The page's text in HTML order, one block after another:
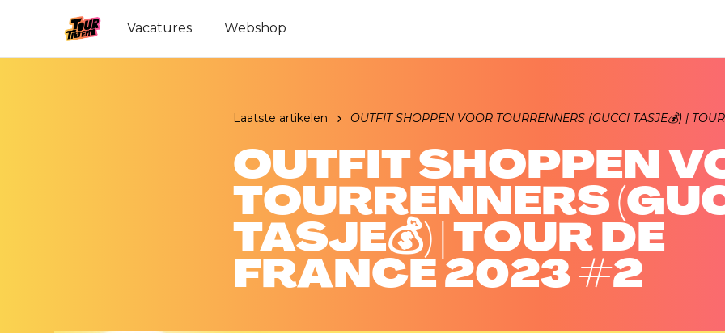
Vacatures Webshop
Laatste artikelen OUTFIT SHOPPEN VOOR TOURRENNERS (GUCCI TASJE💰) |
OUTFIT SHOPPEN
TOURRENNERS
TASJE💰) | TOUR DE
FRANCE 2023 #2